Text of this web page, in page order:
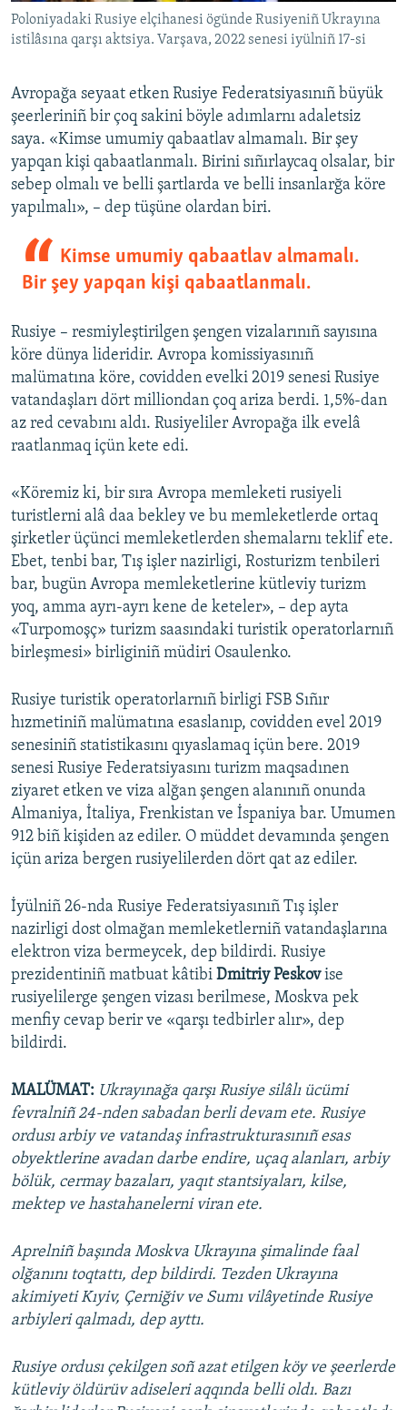
Poloniyadaki Rusiye elçihanesi ögünde Rusiyeniñ Ukrayına
istilâsına qarşı aktsiya. Varşava, 2022 senesi iyülniñ 17-si
Avropağa seyaat etken Rusiye Federatsiyasınıñ büyük
şeerleriniñ bir çoq sakini böyle adımlarnı adaletsiz
saya. «Kimse umumiy qabaatlav almamalı. Bir şey
yapqan kişi qabaatlanmalı. Birini sıñırlaycaq olsalar, bir
sebep olmalı ve belli şartlarda ve belli insanlarğa köre
yapılmalı», – dep tüşüne olardan biri.
Kimse umumiy qabaatlav almamalı.
Bir şey yapqan kişi qabaatlanmalı.
Rusiye – resmiyleştirilgen şengen vizalarınıñ sayısına
köre dünya lideridir. Avropa komissiyasınıñ
malümatına köre, covidden evelki 2019 senesi Rusiye
vatandaşları dört milliondan çoq ariza berdi. 1,5%-dan
az red cevabını aldı. Rusiyeliler Avropağa ilk evelâ
raatlanmaq içün kete edi.
«Köremiz ki, bir sıra Avropa memleketi rusiyeli
turistlerni alâ daa bekley ve bu memleketlerde ortaq
şirketler üçünci memleketlerden shemalarnı teklif ete.
Ebet, tenbi bar, Tış işler nazirligi, Rosturizm tenbileri
bar, bugün Avropa memleketlerine kütleviy turizm
yoq, amma ayrı-ayrı kene de keteler», – dep ayta
«Turpomoşç» turizm saasındaki turistik operatorlarnıñ
birleşmesi» birliginiñ müdiri Osaulenko.
Rusiye turistik operatorlarnıñ birligi FSB Sıñır
hızmetiniñ malümatına esaslanıp, covidden evel 2019
senesiniñ statistikasını qıyaslamaq içün bere. 2019
senesi Rusiye Federatsiyasını turizm maqsadınen
ziyaret etken ve viza alğan şengen alanınıñ onunda
Almaniya, İtaliya, Frenkistan ve İspaniya bar. Umumen
912 biñ kişiden az ediler. O müddet devamında şengen
içün ariza bergen rusiyelilerden dört qat az ediler.
İyülniñ 26-nda Rusiye Federatsiyasınıñ Tış işler
nazirligi dost olmağan memleketlerniñ vatandaşlarına
elektron viza bermeycek, dep bildirdi. Rusiye
prezidentiniñ matbuat kâtibi Dmitriy Peskovise
rusiyelilerge şengen vizası berilmese, Moskva pek
menfiy cevap berir ve «qarşı tedbirler alır», dep
bildirdi.
MALÜMAT: Ukrayınağa qarşı Rusiye silâlı ücümi
fevralniñ 24-nden sabadan berli devam ete. Rusiye
ordusı arbiy ve vatandaş infrastrukturasınıñ esas
obyektlerine avadan darbe endire, uçaq alanları, arbiy
bölük, cermay bazaları, yaqıt stantsiyaları, kilse,
mektep ve hastahanelerni viran ete.
Aprelniñ başında Moskva Ukrayına şimalinde faal
olğanını toqtattı, dep bildirdi. Tezden Ukrayına
akimiyeti Kıyiv, Çerniğiv ve Sumı vilâyetinde Rusiye
arbiyleri qalmadı, dep ayttı.
Rusiye ordusı çekilgen soñ azat etilgen köy ve şeerlerde
kütleviy öldürüv adiseleri aqqında belli oldı. Bazı